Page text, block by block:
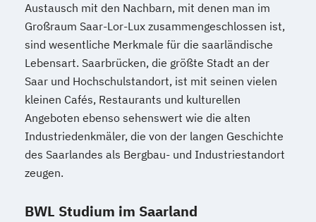
Austausch mit den Nachbarn, mit denen man im
Großraum Saar-Lor-Lux zusammengeschlossen ist,
sind wesentliche Merkmale für die saarländische
Lebensart. Saarbrücken, die größte Stadt an der
Saar und Hochschulstandort, ist mit seinen vielen
kleinen Cafés, Restaurants und kulturellen
Angeboten ebenso sehenswert wie die alten
Industriedenkmäler, die von der langen Geschichte
des Saarlandes als Bergbau- und Industriestandort
zeugen.
BWL Studium im Saarland